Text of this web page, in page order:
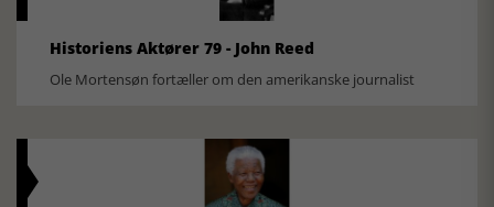
Historiens Aktører 79 - John Reed
Ole Mortensøn fortæller om den amerikanske journalist